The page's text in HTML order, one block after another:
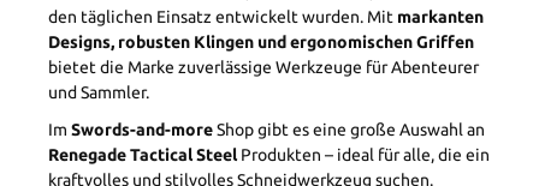
den täglichen Einsatz entwickelt wurden. Mit markanten
Designs, robusten Klingen und ergonomischen Griffen
bietet die Marke zuverlässige Werkzeuge für Abenteurer
und Sammler.
Im Swords-and-moreShop gibt es eine große Auswahl an
Renegade Tactical SteelProdukten – ideal für alle, die ein
kraftvolles und stilvolles Schneidwerkzeug suchen.